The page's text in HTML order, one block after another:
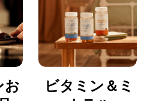
お
ビタミン＆ミ